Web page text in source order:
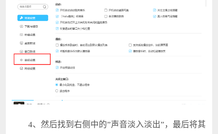
4、然后找到右侧中的”声音淡入淡出”，最后将其